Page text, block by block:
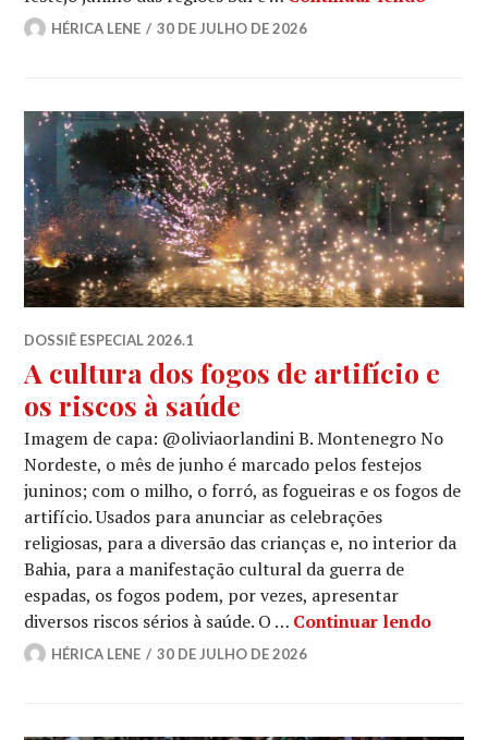
HÉRICA LENE 30 DE JULHO DE 2026
DOSSIÊ ESPECIAL 2026.1
A cultura dos fogos de artifício e
os riscos à saúde
Imagem de capa: @oliviaorlandini B. Montenegro No
Nordeste, o mês de junho é marcado pelos festejos
juninos; com o milho, o forró, as fogueiras e os fogos de
artifício. Usados para anunciar as celebrações
religiosas, para a diversão das crianças e, no interior da
Bahia, para a manifestação cultural da guerra de
espadas, os fogos podem, por vezes, apresentar
diversos riscos sérios à saúde. O … Continuar lendoA
HÉRICA LENE 30 DE JULHO DE 2026